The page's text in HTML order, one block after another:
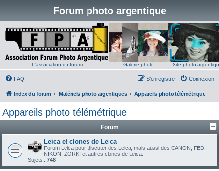
Forum photo argentique
L'association du forum Galerie photo Site photo
FAQ Connexion
S’enregistrer
Index du forum Matériels photo argentiques Appareils photo télémétrique
Appareils photo télémétrique
Forum
Leica et clones de Leica
Forum Leica pour discuter des Leica, mais aussi des CANON, FED,
NIKON, ZORKI et autres clones de Leica.
Sujets : 748